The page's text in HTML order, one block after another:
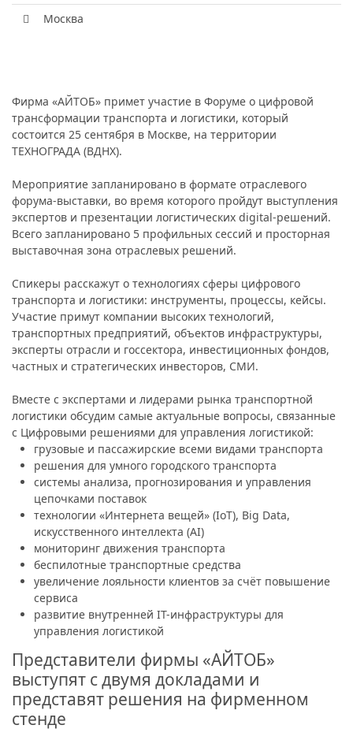
Москва
Фирма «АЙТОБ» примет участие в Форуме о цифровой
трансформации транспорта и логистики, который
состоится 25 сентября в Москве, на территории
ТЕХНОГРАДА (ВДНХ).
Мероприятие запланировано в формате отраслевого
форума-выставки, во время которого пройдут выступления
экспертов и презентации логистических digital-решений.
Всего запланировано 5 профильных сессий и просторная
выставочная зона отраслевых решений.
Спикеры расскажут о технологиях сферы цифрового
транспорта и логистики: инструменты, процессы, кейсы.
Участие примут компании высоких технологий,
транспортных предприятий, объектов инфраструктуры,
эксперты отрасли и госсектора, инвестиционных фондов,
частных и стратегических инвесторов, СМИ.
Вместе с экспертами и лидерами рынка транспортной
логистики обсудим самые актуальные вопросы, связанные
с Цифровыми решениями для управления логистикой:
грузовые и пассажирские всеми видами транспорта
решения для умного городского транспорта
системы анализа, прогнозирования и управления
цепочками поставок
технологии «Интернета вещей» (IoT), Big Data,
искусственного интеллекта (AI)
мониторинг движения транспорта
беспилотные транспортные средства
увеличение лояльности клиентов за счёт повышение
сервиса
развитие внутренней IT-инфраструктуры для
управления логистикой
Представители фирмы «АЙТОБ»
выступят с двумя докладами и
представят решения на фирменном
стенде